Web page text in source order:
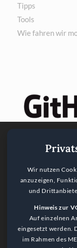
Tipps
Tools
Wie fahren wir
Wir nutzen
anzuzeigen,
und
Hinweis zur
Auf einzelnen
eingesetzt werden.
im Rahmen des